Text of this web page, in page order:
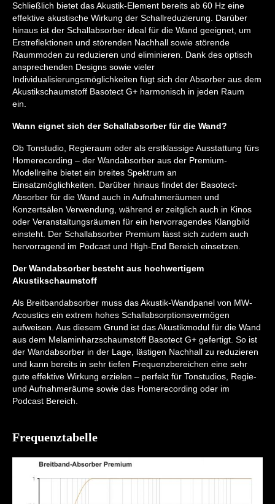
Schließlich bietet das Akustik-Element bereits ab 60 Hz eine
effektive akustische Wirkung der Schallreduzierung. Darüber
hinaus ist der Schallabsorber ideal für die Wand geeignet, um
Erstreflektionen und störenden Nachhall sowie störende
Raummoden zu reduzieren und eliminieren. Dank des optisch
ansprechenden Designs sowie vieler
Individualisierungsmöglichkeiten fügt sich der Absorber aus dem
Akustikschaumstoff Basotect G+ harmonisch in jeden Raum
ein.
Wann eignet sich der Schallabsorber für die Wand?
Ob Tonstudio, Regieraum oder als erstklassige Ausstattung fürs
Homerecording – der Wandabsorber aus der Premium-
Modellreihe bietet ein breites Spektrum an
Einsatzmöglichkeiten. Darüber hinaus findet der Basotect-
Absorber für die Wand auch in Aufnahmeräumen und
Konzertsälen Verwendung, während er zeitglich auch in Kinos
oder Veranstaltungsräumen für ein hervorragendes Klangbild
einsteht. Der Schallabsorber Premium lässt sich zudem auch
hervorragend im Podcast und High-End Bereich einsetzen.
Der Wandabsorber besteht aus hochwertigem
Akustikschaumstoff
Als Breitbandabsorber muss das Akustik-Wandpanel von MW-
Acoustics ein extrem hohes Schallabsorptionsvermögen
aufweisen. Aus diesem Grund ist das Akustikmodul für die Wand
aus dem Melaminharzschaumstoff Basotect G+ gefertigt. So ist
der Wandabsorber in der Lage, lästigen Nachhall zu reduzieren
und kann bereits in sehr tiefen Frequenzbereichen eine sehr
gute effektive Wirkung erzielen – perfekt für Tonstudios, Regie-
und Aufnahmeräume sowie das Homerecording oder im
Podcast Bereich.
Frequenztabelle